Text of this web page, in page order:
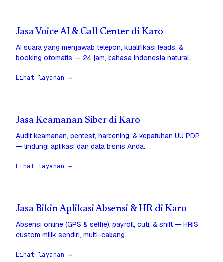
Jasa Voice AI & Call Center di Karo
AI suara yang menjawab telepon, kualifikasi leads, &
booking otomatis — 24 jam, bahasa Indonesia natural.
Lihat layanan →
Jasa Keamanan Siber di Karo
Audit keamanan, pentest, hardening, & kepatuhan UU PDP
— lindungi aplikasi dan data bisnis Anda.
Lihat layanan →
Jasa Bikin Aplikasi Absensi & HR di Karo
Absensi online (GPS & selfie), payroll, cuti, & shift — HRIS
custom milik sendiri, multi-cabang.
Lihat layanan →